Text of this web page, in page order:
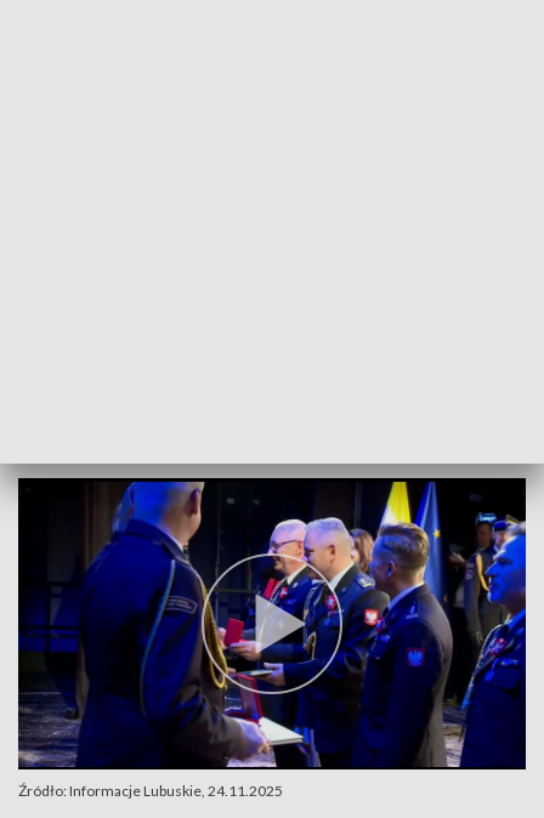
Źródło: Informacje Lubuskie, 24.11.2025